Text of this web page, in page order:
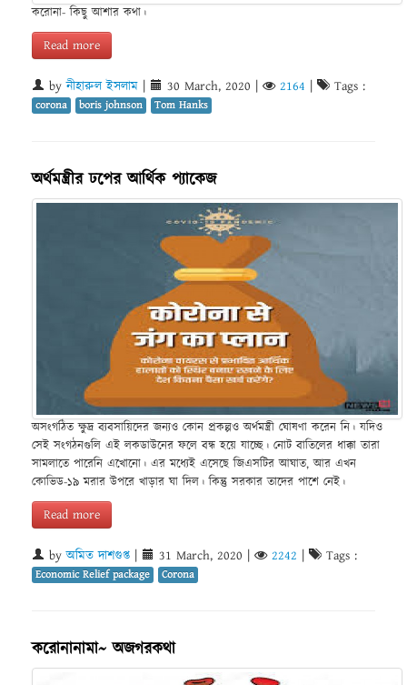
করোনা- কিছু আশার কথা।
Read more
byনীহারুল ইসলাম 30 March, 2020 2164 Tags :
corona boris johnson Tom Hanks
অর্থমন্ত্রীর ঢপের আর্থিক প্যাকেজ
অসংগঠিত ক্ষুদ্র ব্যবসায়িদের জন্যও কোন প্রকল্পও অর্থমন্ত্রী ঘোষণা করেন নি। যদিও
সেই সংগঠনগুলি এই লকডাউনের ফলে বন্ধ হয়ে যাচ্ছে। নোট বাতিলের ধাক্কা তারা
সামলাতে পারেনি এখোনো। এর মধ্যেই এসেছে জিএসটির আঘাত, আর এখন
কোভিড-১৯ মরার উপরে খাড়ার ঘা দিল। কিন্তু সরকার তাদের পাশে নেই।
Read more
byঅমিত দাশগুপ্ত | 31 March, 2020 | 2242 | Tags :
Economic Relief package Corona
করোনানামা~ অজগরকথা